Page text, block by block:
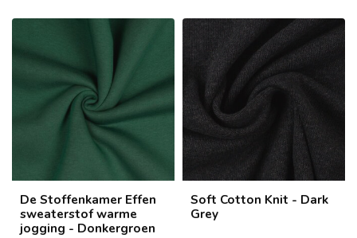
De Stoffenkamer Effen
sweaterstof warme
jogging - Donkergroen
Soft Cotton Knit - Dark
Grey